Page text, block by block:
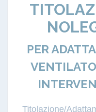
PER
Titolazione/